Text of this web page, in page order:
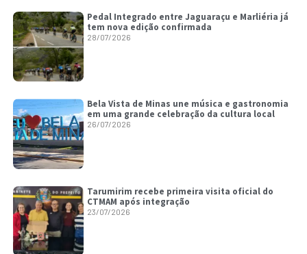
Pedal Integrado entre Jaguaraçu e Marliéria já
tem nova edição confirmada
28/07/2026
Bela Vista de Minas une música e gastronomia
em uma grande celebração da cultura local
26/07/2026
Tarumirim recebe primeira visita oficial do
CTMAM após integração
23/07/2026